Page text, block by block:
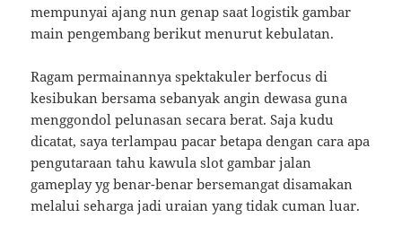
mempunyai ajang nun genap saat logistik gambar
main pengembang berikut menurut kebulatan.
Ragam permainannya spektakuler berfocus di
kesibukan bersama sebanyak angin dewasa guna
menggondol pelunasan secara berat. Saja kudu
dicatat, saya terlampau pacar betapa dengan cara apa
pengutaraan tahu kawula slot gambar jalan
gameplay yg benar-benar bersemangat disamakan
melalui seharga jadi uraian yang tidak cuman luar.